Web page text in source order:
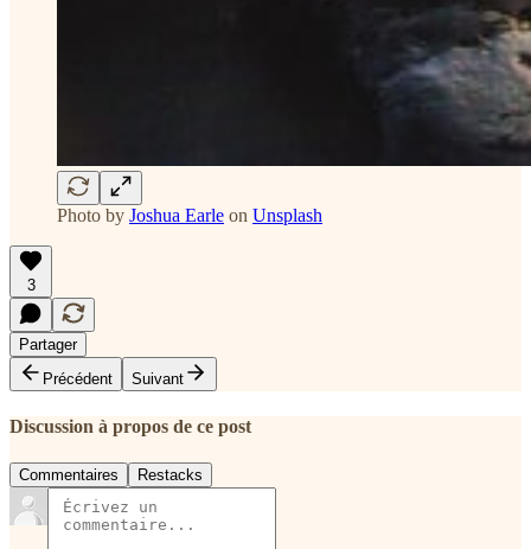
Photo by Joshua Earle on Unsplash
3
Partager
Précédent
Suivant
Discussion à propos de ce post
Commentaires Restacks